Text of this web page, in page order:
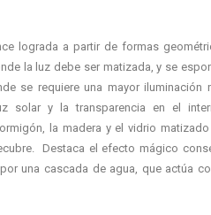
lograda a partir de formas
la luz debe ser matizada, y se
se requiere una mayor iluminación
solar y la transparencia en el
la madera y el vidrio
Destaca el efecto mágico
una cascada de agua, que actúa